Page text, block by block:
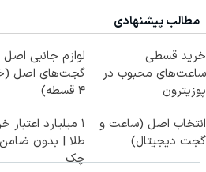
مطالب پیشنهادی
خرید قسطی
ساعت‌های محبوب در
پوزیترون
لوازم جانبی اصل
گجت‌های اصل
۴ قسطه)
انتخاب اصل (ساعت و
گجت دیجیتال)
۱ میلیارد اعتبار
طلا | بدون
چک